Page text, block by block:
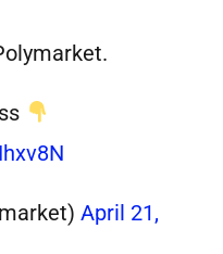
April 21,